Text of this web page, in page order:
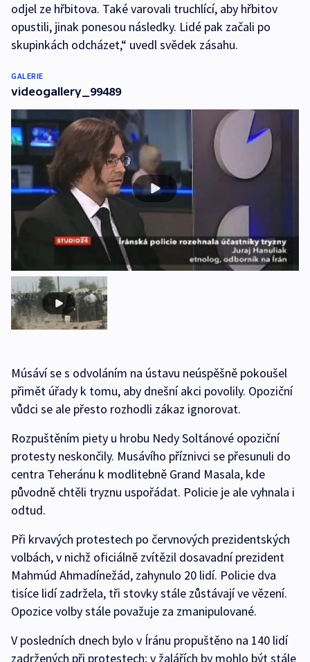
odjel ze hřbitova. Také varovali truchlící, aby hřbitov
opustili, jinak ponesou následky. Lidé pak začali po
skupinkách odcházet,“ uvedl svědek zásahu.
GALERIE
videogallery_99489
Músáví se s odvoláním na ústavu neúspěšně pokoušel
přimět úřady k tomu, aby dnešní akci povolily. Opoziční
vůdci se ale přesto rozhodli zákaz ignorovat.
Rozpuštěním piety u hrobu Nedy Soltánové opoziční
protesty neskončily. Musávího příznivci se přesunuli do
centra Teheránu k modlitebně Grand Masala, kde
původně chtěli tryznu uspořádat. Policie je ale vyhnala i
odtud.
Při krvavých protestech po červnových prezidentských
volbách, v nichž oficiálně zvítězil dosavadní prezident
Mahmúd Ahmadínežád, zahynulo 20 lidí. Policie dva
tisíce lidí zadržela, tři stovky stále zůstávají ve vězení.
Opozice volby stále považuje za zmanipulované.
V posledních dnech bylo v Íránu propuštěno na 140 lidí
zadržených při protestech; v žalářích by mohlo být stále